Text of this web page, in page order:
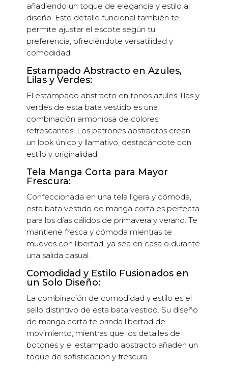
añadiendo un toque de elegancia y estilo al
diseño. Este detalle funcional también te
permite ajustar el escote según tu
preferencia, ofreciéndote versatilidad y
comodidad.
Estampado Abstracto en Azules,
Lilas y Verdes:
El estampado abstracto en tonos azules, lilas y
verdes de esta bata vestido es una
combinación armoniosa de colores
refrescantes. Los patrones abstractos crean
un look único y llamativo, destacándote con
estilo y originalidad.
Tela Manga Corta para Mayor
Frescura:
Confeccionada en una tela ligera y cómoda,
esta bata vestido de manga corta es perfecta
para los días cálidos de primavera y verano. Te
mantiene fresca y cómoda mientras te
mueves con libertad, ya sea en casa o durante
una salida casual.
Comodidad y Estilo Fusionados en
un Solo Diseño:
La combinación de comodidad y estilo es el
sello distintivo de esta bata vestido. Su diseño
de manga corta te brinda libertad de
movimiento, mientras que los detalles de
botones y el estampado abstracto añaden un
toque de sofisticación y frescura.